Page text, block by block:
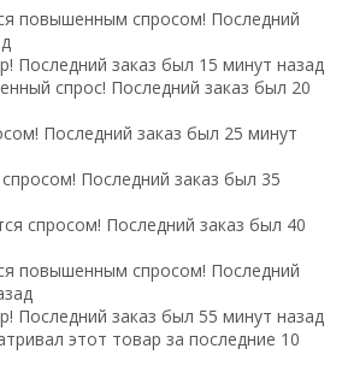
повышенным спросом! Последний
Последний заказ был 15 минут назад
спрос! Последний заказ был 20
Последний заказ был 25 минут
Последний заказ был 35
спросом! Последний заказ был 40
повышенным спросом! Последний
Последний заказ был 55 минут назад
этот товар за последние 10